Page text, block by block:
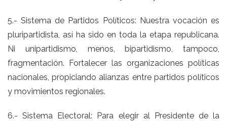
5.- Sistema de Partidos Políticos: Nuestra vocación es
pluripartidista, así ha sido en toda la etapa republicana.
Ni unipartidismo, menos, bipartidismo, tampoco,
fragmentación. Fortalecer las organizaciones políticas
nacionales, propiciando alianzas entre partidos políticos
y movimientos regionales.
6.- Sistema Electoral: Para elegir al Presidente de la